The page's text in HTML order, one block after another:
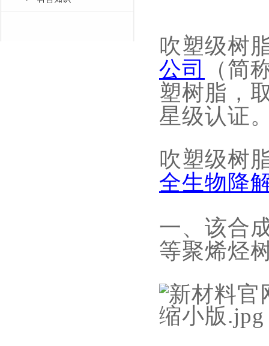
吹塑级树
公司
（简
塑树脂，
星级认证
吹塑级树
全生物降
一、 该合
等聚烯烃